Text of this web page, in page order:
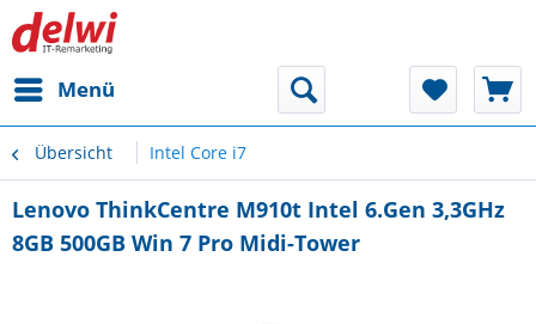
Menü
Übersicht Intel Core i7
Lenovo ThinkCentre M910t Intel 6.Gen 3,3GHz
8GB 500GB Win 7 Pro Midi-Tower